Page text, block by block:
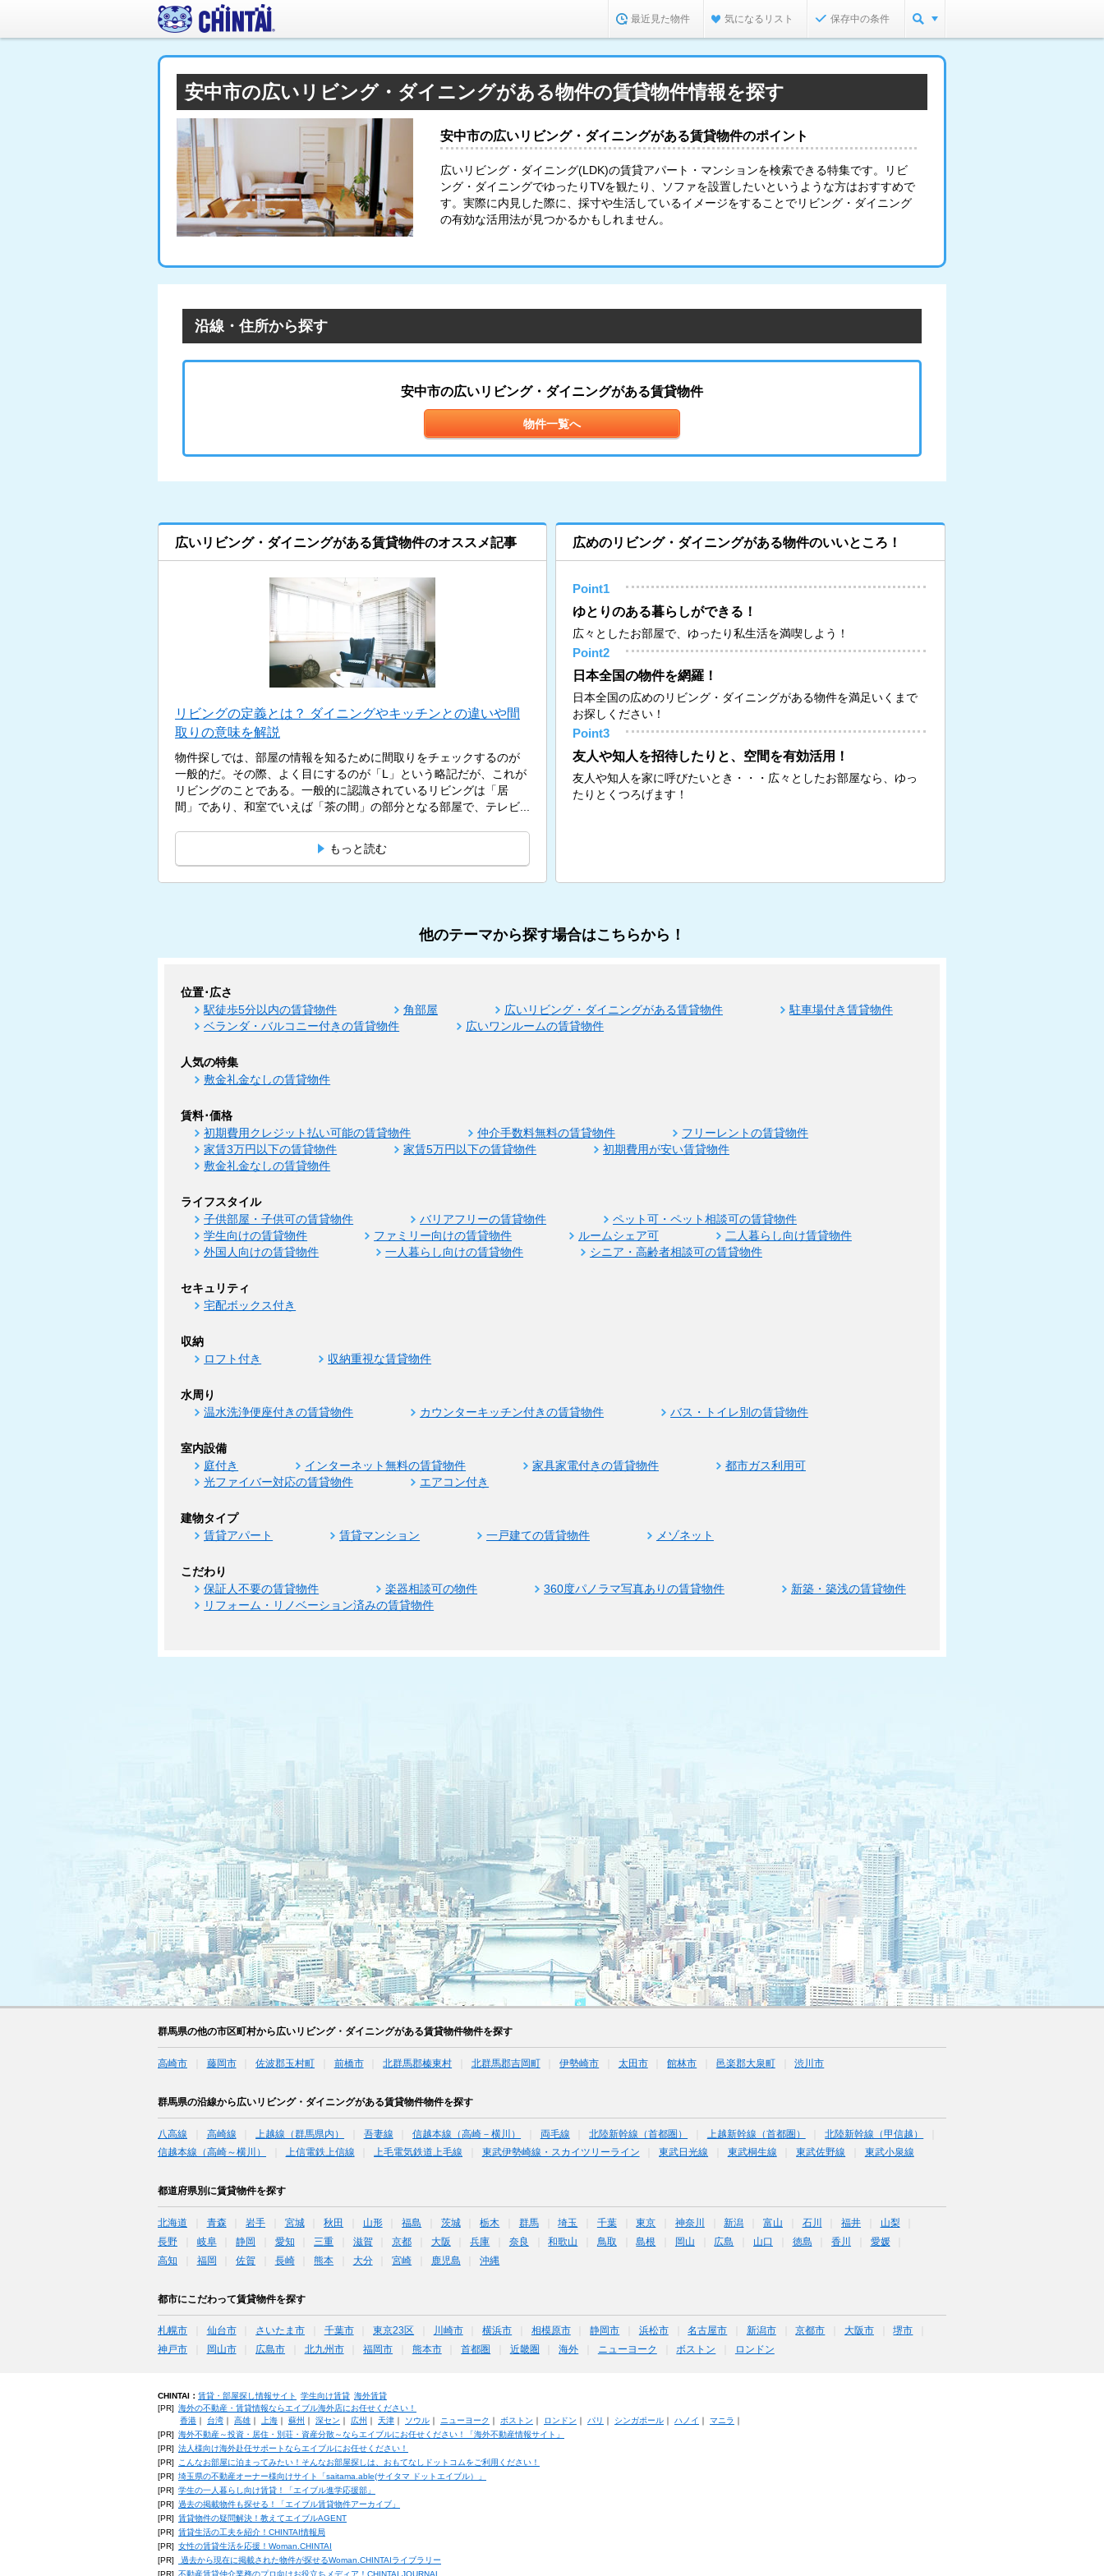
最近見た物件 気になるリスト 保存中の条件
安中市の広いリビング・ダイニングがある物件の賃貸物件情報を探す
安中市の広いリビング・ダイニングがある賃貸物件のポイント
広いリビング・ダイニング(LDK)の賃貸アパート・マンションを検索できる特集です。リビ
ング・ダイニングでゆったりTVを観たり、ソファを設置したいというような方はおすすめで
す。実際に内見した際に、採寸や生活しているイメージをすることでリビング・ダイニング
の有効な活用法が見つかるかもしれません。
沿線・住所から探す
安中市の広いリビング・ダイニングがある賃貸物件
物件一覧へ
広いリビング・ダイニングがある賃貸物件のオススメ記事
リビングの定義とは？ ダイニングやキッチンとの違いや間
取りの意味を解説
物件探しでは、部屋の情報を知るために間取りをチェックするのが
一般的だ。その際、よく目にするのが「L」という略記だが、これが
リビングのことである。一般的に認識されているリビングは「居
間」であり、和室でいえば「茶の間」の部分となる部屋で、テレビ...
もっと読む
広めのリビング・ダイニングがある物件のいいところ！
Point1
ゆとりのある暮らしができる！
広々としたお部屋で、ゆったり私生活を満喫しよう！
Point2
日本全国の物件を網羅！
日本全国の広めのリビング・ダイニングがある物件を満足いくまで
お探しください！
Point3
友人や知人を招待したりと、空間を有効活用！
友人や知人を家に呼びたいとき・・・広々としたお部屋なら、ゆっ
たりとくつろげます！
他のテーマから探す場合はこちらから！
位置･広さ
駅徒歩5分以内の賃貸物件 角部屋 広いリビング・ダイニングがある賃貸物件
駐車場付き賃貸物件
ベランダ・バルコニー付きの賃貸物件
広いワンルームの賃貸物件
人気の特集
敷金礼金なしの賃貸物件
賃料･価格
初期費用クレジット払い可能の賃貸物件 仲介手数料無料の賃貸物件
フリーレントの賃貸物件
家賃3万円以下の賃貸物件
家賃5万円以下の賃貸物件
初期費用が安い賃貸物件
敷金礼金なしの賃貸物件
ライフスタイル
子供部屋・子供可の賃貸物件 バリアフリーの賃貸物件
ペット可・ペット相談可の賃貸物件
学生向けの賃貸物件
ファミリー向けの賃貸物件 ルームシェア可
二人暮らし向け賃貸物件
外国人向けの賃貸物件
一人暮らし向けの賃貸物件 シニア・高齢者相談可の賃貸物件
セキュリティ
宅配ボックス付き
収納
ロフト付き 収納重視な賃貸物件
水周り
温水洗浄便座付きの賃貸物件 カウンターキッチン付きの賃貸物件 バス・トイレ別の賃貸物件
室内設備
庭付き インターネット無料の賃貸物件 家具家電付きの賃貸物件
都市ガス利用可
光ファイバー対応の賃貸物件
エアコン付き
建物タイプ
賃貸アパート 賃貸マンション 一戸建ての賃貸物件 メゾネット
こだわり
保証人不要の賃貸物件 楽器相談可の物件 360度パノラマ写真ありの賃貸物件
新築・築浅の賃貸物件
リフォーム・リノベーション済みの賃貸物件
群馬県の他の市区町村から広いリビング・ダイニングがある賃貸物件物件を探す
高崎市 藤岡市 佐波郡玉村町 前橋市 北群馬郡榛東村 北群馬郡吉岡町 伊勢崎市 太田市 館林市 邑楽郡大泉町 渋川市
群馬県の沿線から広いリビング・ダイニングがある賃貸物件物件を探す
八高線 高崎線 上越線（群馬県内） 吾妻線 信越本線（高崎－横川） 両毛線 北陸新幹線（首都圏） 上越新幹線（首都圏）
北陸新幹線（甲信越）
信越本線（高崎～横川）
上信電鉄上信線 上毛電気鉄道上毛線 東武伊勢崎線・スカイツリーライン 東武日光線 東武桐生線 東武佐野線 東武小泉線
都道府県別に賃貸物件を探す
北海道 青森 岩手 宮城 秋田 山形 福島 茨城 栃木 群馬 埼玉 千葉 東京 神奈川 新潟 富山 石川 福井
山梨
長野
岐阜 静岡 愛知 三重 滋賀 京都 大阪 兵庫 奈良 和歌山 鳥取 島根 岡山 広島 山口 徳島 香川
愛媛
高知
福岡 佐賀 長崎 熊本 大分 宮崎 鹿児島 沖縄
都市にこだわって賃貸物件を探す
札幌市 仙台市 さいたま市 千葉市 東京23区 川崎市 横浜市 相模原市 静岡市 浜松市 名古屋市 新潟市 京都市 大阪市
堺市
神戸市
岡山市 広島市 北九州市 福岡市 熊本市 首都圏 近畿圏 海外 ニューヨーク ボストン ロンドン
CHINTAI： 賃貸・部屋探し情報サイト 学生向け賃貸 海外賃貸
[PR] 海外の不動産・賃貸情報ならエイブル海外店にお任せください！
香港｜ 台湾｜ 高雄｜ 上海｜ 蘇州 ｜ 深セン ｜ 広州 ｜ 天津｜ ソウル｜ ニューヨーク ｜ ボストン ｜ ロンドン ｜ パリ ｜ シンガポール｜ ハノイ ｜ マニラ ｜
[PR] 海外不動産～投資・居住・別荘・資産分散～ならエイブルにお任せください！「海外不動産情報サイト」
[PR] 法人様向け海外赴任サポートならエイブルにお任せください！
[PR]
こんなお部屋に泊まってみたい！そんなお部屋探しは、おもてなしドットコムをご利用ください！
[PR] 埼玉県の不動産オーナー様向けサイト「saitama.able(サイタマ ドットエイブル）」
[PR] 学生の一人暮らし向け賃貸！「エイブル進学応援部」
[PR] 過去の掲載物件も探せる！「エイブル賃貸物件アーカイブ」
[PR] 賃貸物件の疑問解決！教えてエイブルAGENT
[PR] 賃貸生活の工夫を紹介！CHINTAI情報局
[PR] 女性の賃貸生活を応援！Woman.CHINTAI
[PR]
過去から現在に掲載された物件が探せるWoman.CHINTAIライブラリー
[PR] 不動産賃貸仲介業務のプロ向けお役立ちメディア！CHINTAI JOURNAL